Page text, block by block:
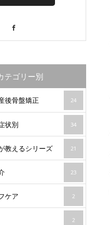
テゴリー別
後骨盤矯正 24
状別 34
教えるシリーズ 21
23
ケア 2
2